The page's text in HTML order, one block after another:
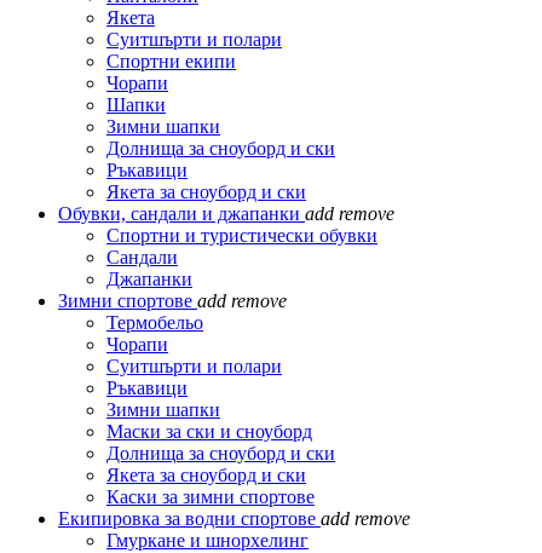
Якета
Суитшърти и полари
Спортни екипи
Чорапи
Шапки
Зимни шапки
Долнища за сноуборд и ски
Ръкавици
Якета за сноуборд и ски
Обувки, сандали и джапанки add remove
Спортни и туристически обувки
Сандали
Джапанки
Зимни спортове add remove
Термобельо
Чорапи
Суитшърти и полари
Ръкавици
Зимни шапки
Маски за ски и сноуборд
Долнища за сноуборд и ски
Якета за сноуборд и ски
Каски за зимни спортове
Екипировка за водни спортове add remove
Гмуркане и шнорхелинг